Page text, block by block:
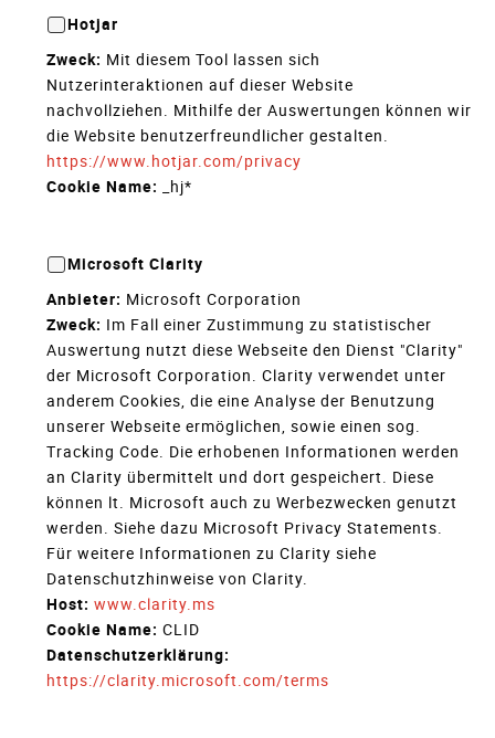
Hotjar
Zweck: Mit diesem Tool lassen sich
Nutzerinteraktionen auf dieser Website
nachvollziehen. Mithilfe der Auswertungen können wir
die Website benutzerfreundlicher gestalten.
https://www.hotjar.com/privacy
Cookie Name: _hj*
Microsoft Clarity
Anbieter: Microsoft Corporation
Zweck: Im Fall einer Zustimmung zu statistischer
Auswertung nutzt diese Webseite den Dienst "Clarity"
der Microsoft Corporation. Clarity verwendet unter
anderem Cookies, die eine Analyse der Benutzung
unserer Webseite ermöglichen, sowie einen sog.
Tracking Code. Die erhobenen Informationen werden
an Clarity übermittelt und dort gespeichert. Diese
können lt. Microsoft auch zu Werbezwecken genutzt
werden. Siehe dazu Microsoft Privacy Statements.
Für weitere Informationen zu Clarity siehe
Datenschutzhinweise von Clarity.
Host: www.clarity.ms
Cookie Name: CLID
Datenschutzerklärung:
https://clarity.microsoft.com/terms